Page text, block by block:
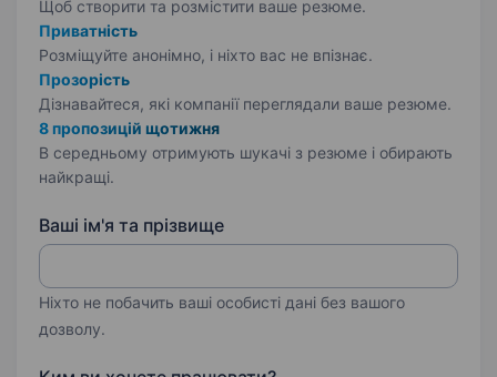
Щоб створити та розмістити ваше резюме.
Приватність
Розміщуйте анонімно, і ніхто вас не впізнає.
Прозорість
Дізнавайтеся, які компанії переглядали ваше резюме.
8 пропозицій щотижня
В середньому отримують шукачі з резюме і обирають
найкращі.
Ваші ім'я та прізвище
Ніхто не побачить ваші особисті дані без вашого
дозволу.